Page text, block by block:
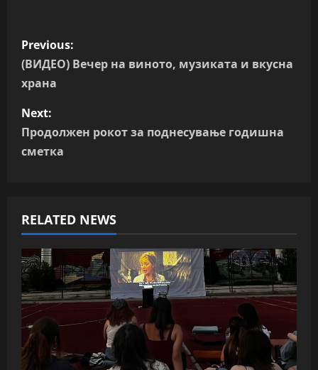
P
o
s
t
n
v
i
g
a
t
Previous:
(ВИДЕО) Вечер на виното, музиката и вкусна
храна
Next:
Продолжен рокот за поднесување годишна
сметка
RELATED NEWS